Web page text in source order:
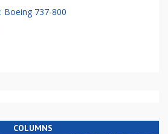
Boeing 737-800
COLUMNS